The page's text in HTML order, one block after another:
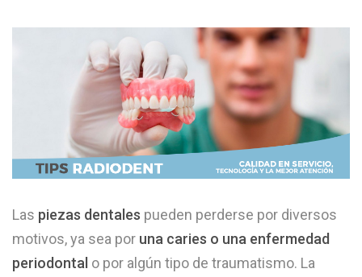
Las piezas dentales pueden perderse por diversos
motivos, ya sea por una caries o una enfermedad
periodontal o por algún tipo de traumatismo. La